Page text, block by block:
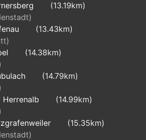
(13.19km)
(13.43km)
(14.38km)
(14.79km)
Herrenalb
(14.99km)
(15.35km)